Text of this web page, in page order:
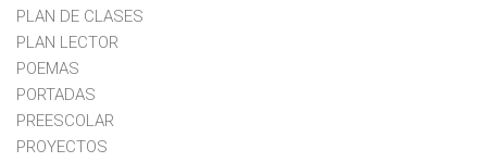
PLAN DE CLASES
PLAN LECTOR
POEMAS
PORTADAS
PREESCOLAR
PROYECTOS